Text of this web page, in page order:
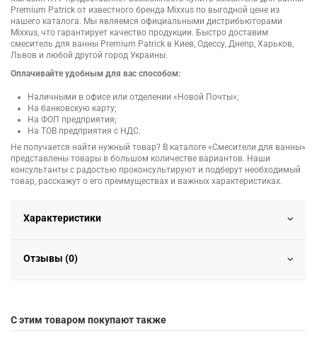
Premium Patrick от известного бренда Mixxus по выгодной цене из
нашего каталога. Мы являемся официальными дистрибьюторами
Mixxus, что гарантирует качество продукции. Быстро доставим
смеситель для ванны Premium Patrick в Киев, Одессу, Днепр, Харьков,
Львов и любой другой город Украины.
Оплачивайте удобным для вас способом:
Наличными в офисе или отделении «Новой Почты»;
На банковскую карту;
На ФОП предприятия;
На ТОВ предприятия с НДС.
Не получается найти нужный товар? В каталоге «Смесители для ванны»
представлены товары в большом количестве вариантов. Наши
консультанты с радостью проконсультируют и подберут необходимый
товар, расскажут о его преимуществах и важных характеристиках.
Характеристики
Отзывы (0)
С этим товаром покупают также